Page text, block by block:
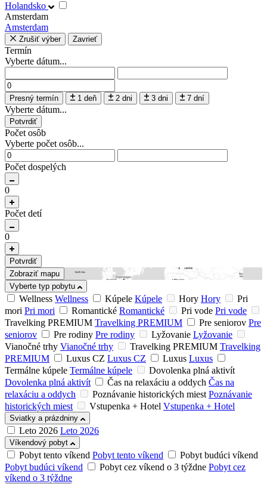
Holandsko
Amsterdam
Amsterdam
Zrušiť výber Zavrieť
Termín
Vyberte dátum...
Presný termín 1 deň 2 dni 3 dni 7 dní
Vyberte dátum...
Potvrdiť
Počet osôb
Vyberte počet osôb...
Počet dospelých
0
Počet detí
0
Potvrdiť
Zobraziť mapu
Vyberte typ pobytu
Wellness Wellness Kúpele Kúpele Hory Hory
Pri
mori Pri mori Romantické Romantické Pri vode Pri vode
Travelking PREMIUM Travelking PREMIUM Pre seniorov Pre
seniorov
Pre rodiny Pre rodiny Lyžovanie Lyžovanie
Vianočné trhy Vianočné trhy Travelking PREMIUM Travelking
PREMIUM
Luxus CZ Luxus CZ Luxus Luxus
Termálne kúpele Termálne kúpele
Dovolenka plná aktivít
Dovolenka plná aktivít
Čas na relaxáciu a oddych Čas na
relaxáciu a oddych
Poznávanie historických miest Poznávanie
historických miest
Vstupenka + Hotel Vstupenka + Hotel
Sviatky a prázdniny
Leto 2026 Leto 2026
Víkendový pobyt
Pobyt tento víkend Pobyt tento víkend
Pobyt budúci víkend
Pobyt budúci víkend
Pobyt cez víkend o 3 týždne Pobyt cez
víkend o 3 týždne